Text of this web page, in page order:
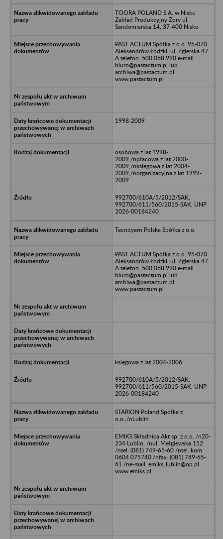
TOORA POLAND S.A. w Nisku
Zakład Produkcyjny Żory ul.
Sandomierska 14, 37-400 Nisko
PAST ACTUM Spółka z o.o. 95-070
Aleksandrów Łódzki, ul. Zgierska 47
A telefon: 500 068 990 e-mail:
biuro@pastactum.pl lub
archiwa@pastactum.pl
www.pastactum.pl
1998-2009
osobowa z lat 1998-
2009,/npłacowa z lat 2000-
2009,/nksiegowa z lat 2004-
2009,/norganizacyjna z lat 1999-
2009
992700/610A/5/2012/SAK,
992700/611/560/2015-SAK, UNP
2026-00184240
Tecnoyarn Polska Spółka z o.o.
PAST ACTUM Spółka z o.o. 95-070
Aleksandrów Łódzki, ul. Zgierska 47
A telefon: 500 068 990 e-mail:
biuro@pastactum.pl lub
archiwa@pastactum.pl
www.pastactum.pl
księgowa z lat 2004-2006
992700/610A/5/2012/SAK,
992700/611/560/2015-SAK, UNP
2026-00184240
STARION Poland Spółka z
o.o.,/nLublin
EMIKS Składnica Akt sp. z o.o. /n20-
234 Lublin, /nul. Mełgiewska 152
/ntel: (081) 749-65-60 /ntel. kom.
0604 075740 /nfax: (081) 749-65-
61 /ne-mail: emiks_lublin@op.pl
www.emiks.pl